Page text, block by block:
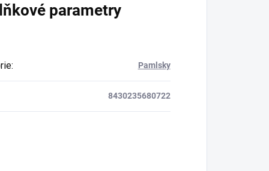
parametry
: Pamlsky
8430235680722